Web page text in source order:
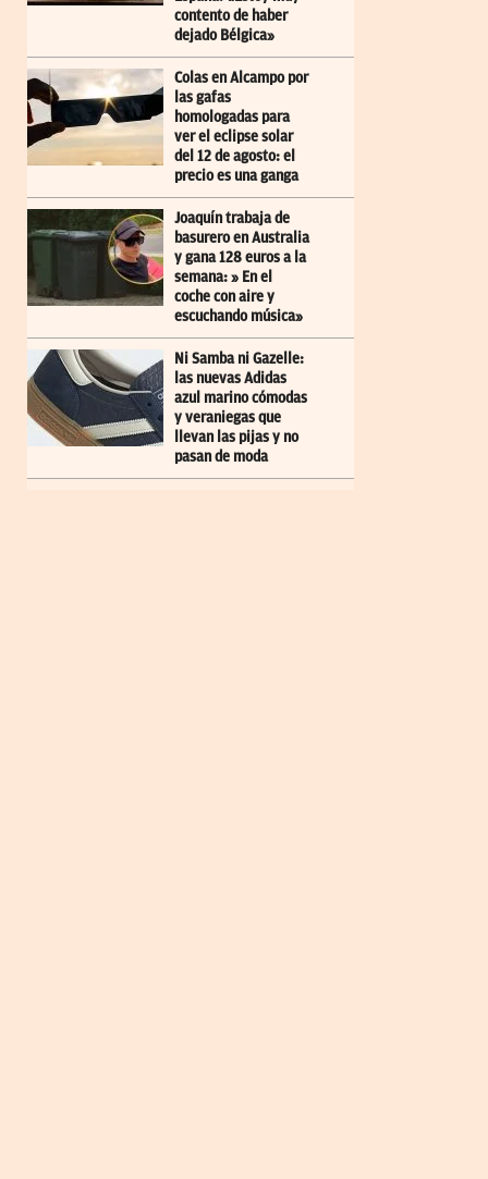
contento de haber
dejado Bélgica»
Colas en Alcampo por
las gafas
homologadas para
ver el eclipse solar
del 12 de agosto: el
precio es una ganga
Joaquín trabaja de
basurero en Australia
y gana 128 euros a la
semana: » En el
coche con aire y
escuchando música»
Ni Samba ni Gazelle:
las nuevas Adidas
azul marino cómodas
y veraniegas que
llevan las pijas y no
pasan de moda